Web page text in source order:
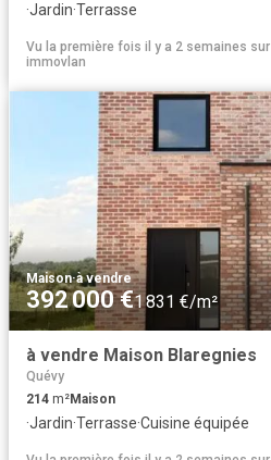
·Jardin·Terrasse
Vu la première fois il y a 2 semaines sur
immovlan
Maison·à vendre
392 000 €1 831 €/m²
à vendre Maison Blaregnies
Quévy
214 m²Maison
·Jardin·Terrasse·Cuisine équipée